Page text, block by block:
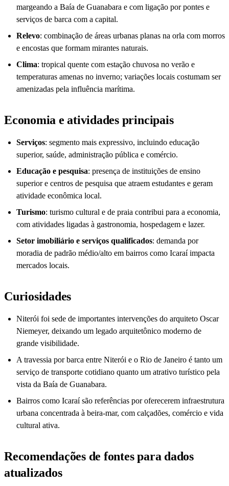
margeando a Baía de Guanabara e com ligação por pontes e
serviços de barca com a capital.
Relevo: combinação de áreas urbanas planas na orla com morros
e encostas que formam mirantes naturais.
Clima: tropical quente com estação chuvosa no verão e
temperaturas amenas no inverno; variações locais costumam ser
amenizadas pela influência marítima.
Economia e atividades principais
Serviços: segmento mais expressivo, incluindo educação
superior, saúde, administração pública e comércio.
Educação e pesquisa: presença de instituições de ensino
superior e centros de pesquisa que atraem estudantes e geram
atividade econômica local.
Turismo: turismo cultural e de praia contribui para a economia,
com atividades ligadas à gastronomia, hospedagem e lazer.
Setor imobiliário e serviços qualificados: demanda por
moradia de padrão médio/alto em bairros como Icaraí impacta
mercados locais.
Curiosidades
Niterói foi sede de importantes intervenções do arquiteto Oscar
Niemeyer, deixando um legado arquitetônico moderno de
grande visibilidade.
A travessia por barca entre Niterói e o Rio de Janeiro é tanto um
serviço de transporte cotidiano quanto um atrativo turístico pela
vista da Baía de Guanabara.
Bairros como Icaraí são referências por oferecerem infraestrutura
urbana concentrada à beira-mar, com calçadões, comércio e vida
cultural ativa.
Recomendações de fontes para dados
atualizados